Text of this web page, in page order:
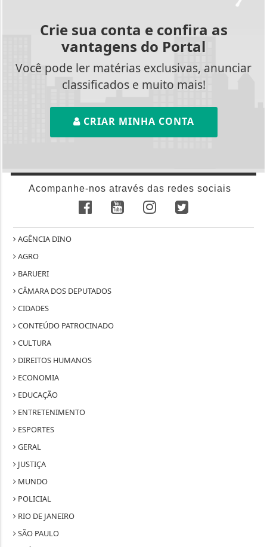
Crie sua conta e confira as
vantagens do Portal
Você pode ler matérias exclusivas, anunciar
classificados e muito mais!
CRIAR MINHA CONTA
Acompanhe-nos através das redes sociais
AGÊNCIA DINO
AGRO
BARUERI
CÂMARA DOS DEPUTADOS
CIDADES
CONTEÚDO PATROCINADO
CULTURA
DIREITOS HUMANOS
ECONOMIA
EDUCAÇÃO
ENTRETENIMENTO
ESPORTES
GERAL
JUSTIÇA
MUNDO
POLICIAL
RIO DE JANEIRO
SÃO PAULO